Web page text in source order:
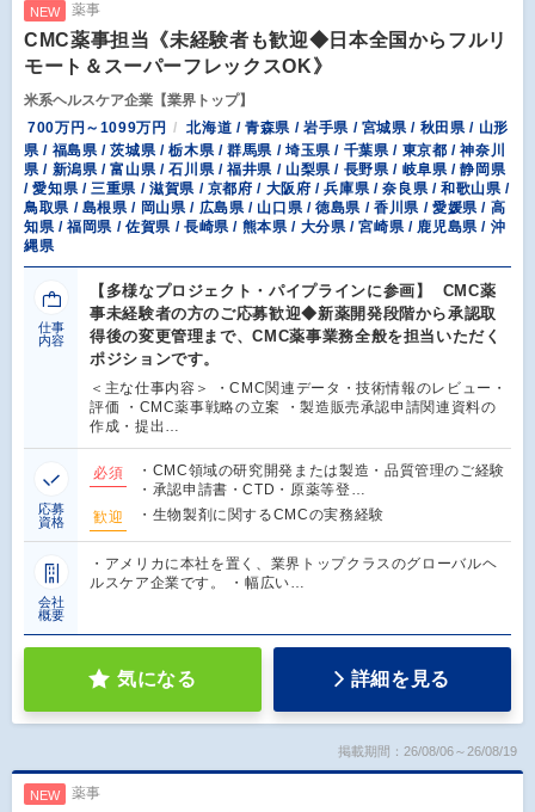
NEW 薬事
CMC薬事担当《未経験者も歓迎◆日本全国からフルリ
モート＆スーパーフレックスOK》
米系ヘルスケア企業【業界トップ】
700万円～1099万円
北海道 / 青森県 / 岩手県 / 宮城県 / 秋田県 / 山形
県 / 福島県 / 茨城県 / 栃木県 / 群馬県 / 埼玉県 / 千葉県 / 東京都 / 神奈川
県 / 新潟県 / 富山県 / 石川県 / 福井県 / 山梨県 / 長野県 / 岐阜県 / 静岡県
/ 愛知県 / 三重県 / 滋賀県 / 京都府 / 大阪府 / 兵庫県 / 奈良県 / 和歌山県 /
鳥取県 / 島根県 / 岡山県 / 広島県 / 山口県 / 徳島県 / 香川県 / 愛媛県 / 高
知県 / 福岡県 / 佐賀県 / 長崎県 / 熊本県 / 大分県 / 宮崎県 / 鹿児島県 / 沖
縄県
仕事
内容
【多様なプロジェクト・パイプラインに参画】 CMC薬
事未経験者の方のご応募歓迎◆新薬開発段階から承認取
得後の変更管理まで、CMC薬事業務全般を担当いただく
ポジションです。
＜主な仕事内容＞ ・CMC関連データ・技術情報のレビュー・
評価 ・CMC薬事戦略の立案 ・製造販売承認申請関連資料の
作成・提出…
応募
資格
必須
・CMC領域の研究開発または製造・品質管理のご経験
・承認申請書・CTD・原薬等登…
歓迎
・生物製剤に関するCMCの実務経験
会社
概要
・アメリカに本社を置く、業界トップクラスのグローバルヘ
ルスケア企業です。 ・幅広い…
気になる 詳細を見る
掲載期間：26/08/06～26/08/19
NEW 薬事